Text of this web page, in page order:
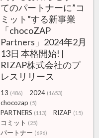
てのパートナーに”コ
ミット”する新事業
「chocoZAP
Partners」2024年2月
13日 本格開始! |
RIZAP株式会社のプ
レスリリース
13 (486) 2024 (1653)
chocozap (5)
PARTNERS (113) RIZAP (15)
コミット (25)
パートナー (696)